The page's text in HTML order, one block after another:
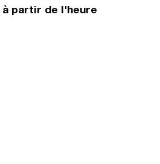
partir de l'heure